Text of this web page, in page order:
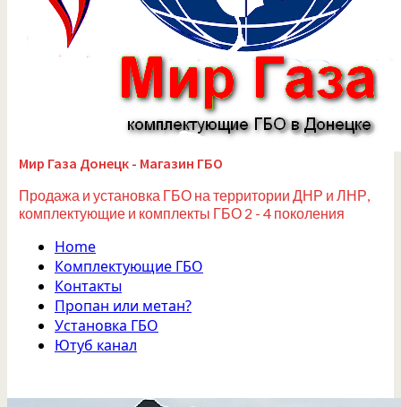
Мир Газа Донецк - Магазин ГБО
Продажа и установка ГБО на территории ДНР и ЛНР,
комплектующие и комплекты ГБО 2 - 4 поколения
Home
Комплектующие ГБО
Контакты
Пропан или метан?
Установка ГБО
Ютуб канал